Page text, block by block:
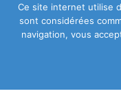
Ce site internet utilise
sont considérées
navigation, vous